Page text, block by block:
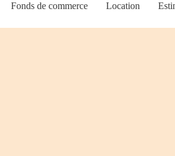
Fonds de commerce Location